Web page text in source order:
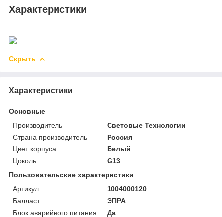
Характеристики
Скрыть
Характеристики
Основные
Производитель
Световые Технологии
Страна производитель
Россия
Цвет корпуса
Белый
Цоколь
G13
Пользовательские характеристики
Артикул
1004000120
Балласт
ЭПРА
Блок аварийного питания
Да